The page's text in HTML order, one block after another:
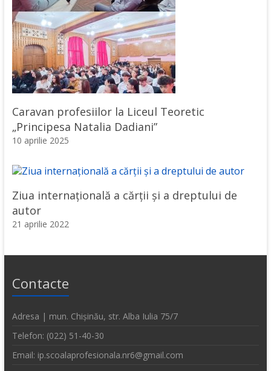
Caravan profesiilor la Liceul Teoretic
„Principesa Natalia Dadiani”
10 aprilie 2025
Ziua internațională a cărții și a dreptului de
autor
21 aprilie 2022
Contacte
Adresa | mun. Chișinău, str. Alba Iulia 75/7
Telefon: (022) 51-40-30
Email: ip.scoalaprofesionala.nr6@gmail.com